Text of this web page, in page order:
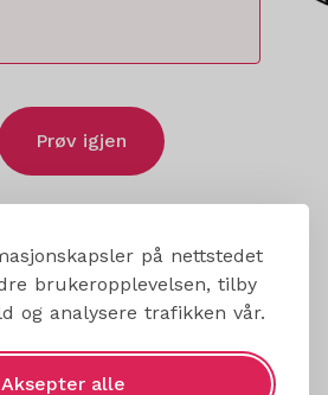
på nettstedet
brukeropplevelsen, tilby
og analysere trafikken vår.
Aksepter alle
Prøv igjen